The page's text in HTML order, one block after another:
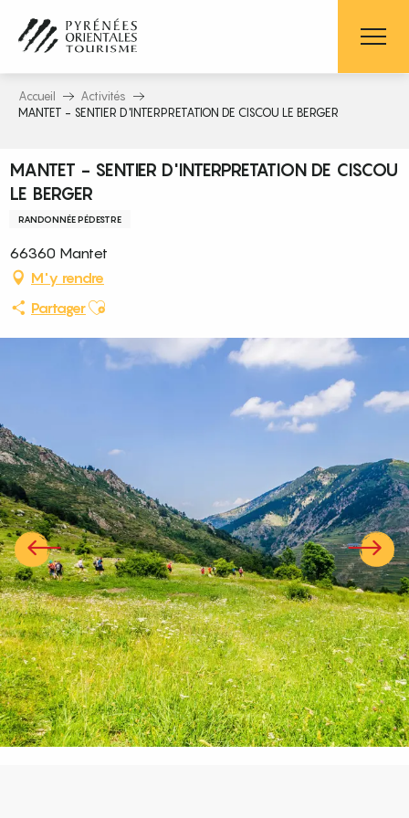
contenu
principal
Accueil
Activités
MANTET - SENTIER D'INTERPRETATION DE CISCOU LE BERGER
MANTET - SENTIER D'INTERPRETATION DE CISCOU
LE BERGER
RANDONNÉE PÉDESTRE
66360 Mantet
M'y rendre
PartagerAjouter aux favoris